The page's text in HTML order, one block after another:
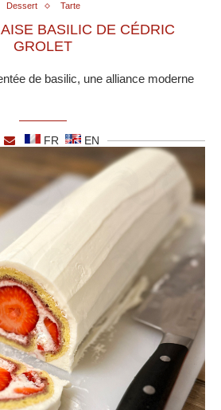
Dessert Tarte
BASILIC DE CÉDRIC
GROLET
de basilic, une alliance moderne
FR EN